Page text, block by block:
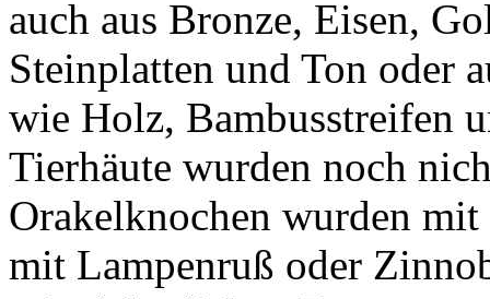
auch aus Bronze, Eisen,
Steinplatten und Ton oder
wie Holz, Bambusstreifen
Tierhäute wurden noch
Orakelknochen wurden
mit Lampenruß oder